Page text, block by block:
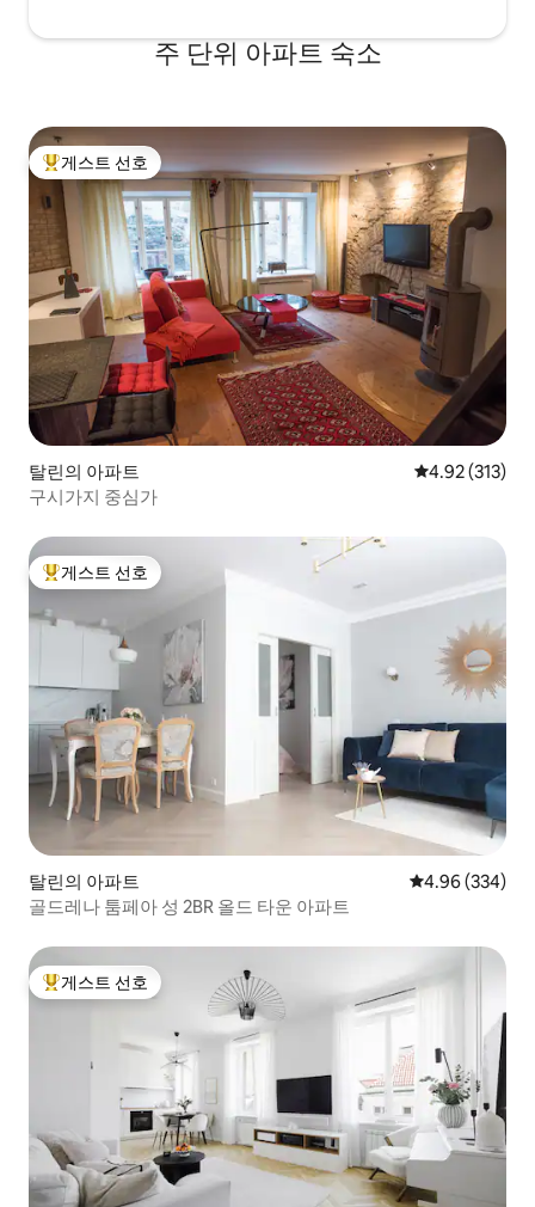
주 단위 아파트 숙소
상위 게스트 선호
게스트 선호
탈린의 아파트 평점 4.92점(5
4.92 (313)
구시가지 중심가
상위 게스트 선호
게스트 선호
탈린의 아파트 평점 4.96점(5
4.96 (334)
골드레나 툼페아 성 2BR 올드 타운 아파트
상위 게스트 선호
게스트 선호